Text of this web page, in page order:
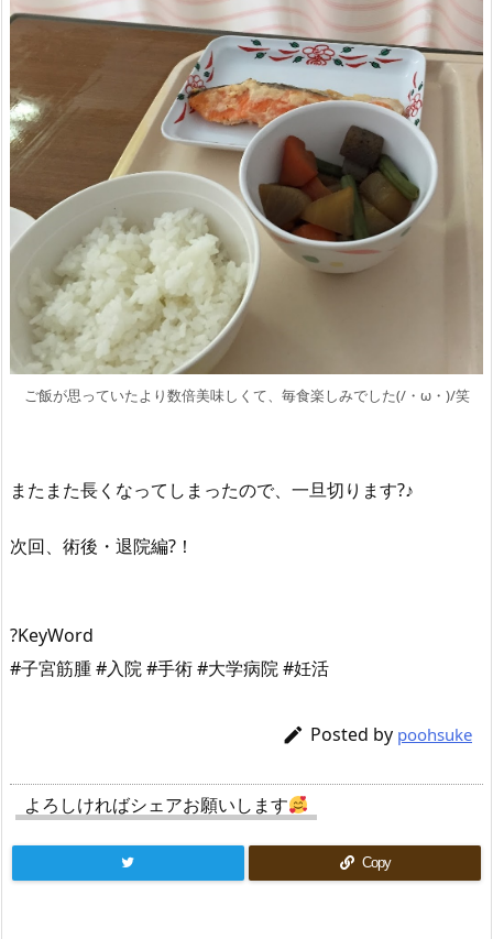
ご飯が思っていたより数倍美味しくて、毎食楽しみでした(/・ω・)/笑
またまた長くなってしまったので、一旦切ります?♪
次回、術後・退院編?！
?KeyWord
#子宮筋腫 #入院 #手術 #大学病院 #妊活
 Posted by poohsuke
よろしければシェアお願いします
Copy